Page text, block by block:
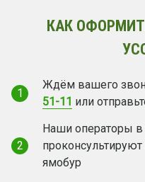
КАК
1
Ждём вашего
51-11 или
2
Наши операторы в
ямобур